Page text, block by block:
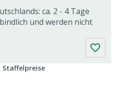
ca. 2 - 4 Tage
und werden nicht
Staffelpreise